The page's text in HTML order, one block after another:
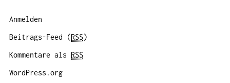
Anmelden
Beitrags-Feed (RSS)
Kommentare als RSS
WordPress.org